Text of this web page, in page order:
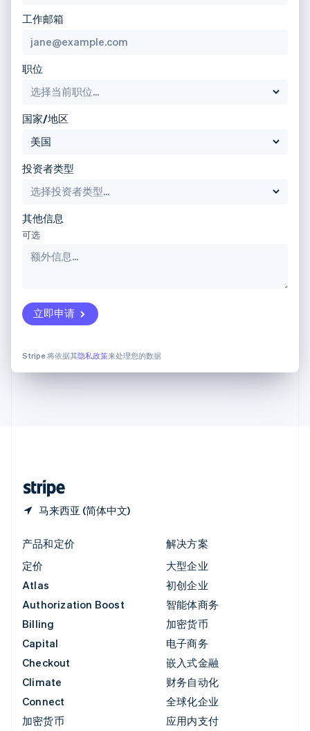
工作邮箱
职位
国家/地区
投资者类型
其他信息
可选
立即申请
Stripe 将依据其隐私政策来处理您的数据
马来西亚 (简体中文)
瑞典
瑞士
塞浦路斯
斯洛伐克
English
斯洛文尼亚
English
ไทยEnglish
English
西班牙
English
English
意大利
印度
产品和定价
定价
Atlas
Authorization Boost
Billing
Capital
Checkout
Climate
Connect
加密货币
解决方案
大型企业
初创企业
智能体商务
加密货币
电子商务
嵌入式金融
财务自动化
全球化企业
应用内支付